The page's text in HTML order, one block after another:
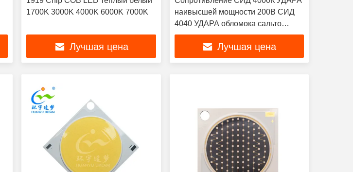
1700K 3000K 4000K 6000K 7000K
Лучшая цена
наивысшей мощности 200В СИД
4040 УДАРА обломока сальто
низкое термальное
Лучшая цена